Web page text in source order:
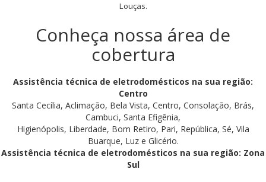
Louças.
Conheça nossa área de
cobertura
Assistência técnica de eletrodomésticos na sua região:
Centro
Santa Cecília, Aclimação, Bela Vista, Centro, Consolação, Brás,
Cambuci, Santa Efigênia,
Higienópolis, Liberdade, Bom Retiro, Pari, República, Sé, Vila
Buarque, Luz e Glicério.
Assistência técnica de eletrodomésticos na sua região: Zona
Sul